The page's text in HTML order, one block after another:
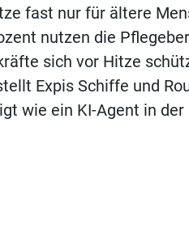
fast nur für ältere
nutzen die
sich vor Hitze
Expis Schiffe und
wie ein KI-Agent in